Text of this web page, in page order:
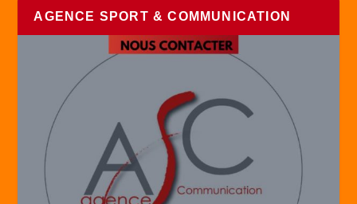
AGENCE SPORT & COMMUNICATION